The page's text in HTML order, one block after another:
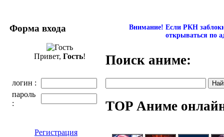
Форма входа
Привет, Гость!
логин :
пароль
:
Регистрация
Внимание! Если РКН
открываться по
Поиск аниме:
TOP Аниме